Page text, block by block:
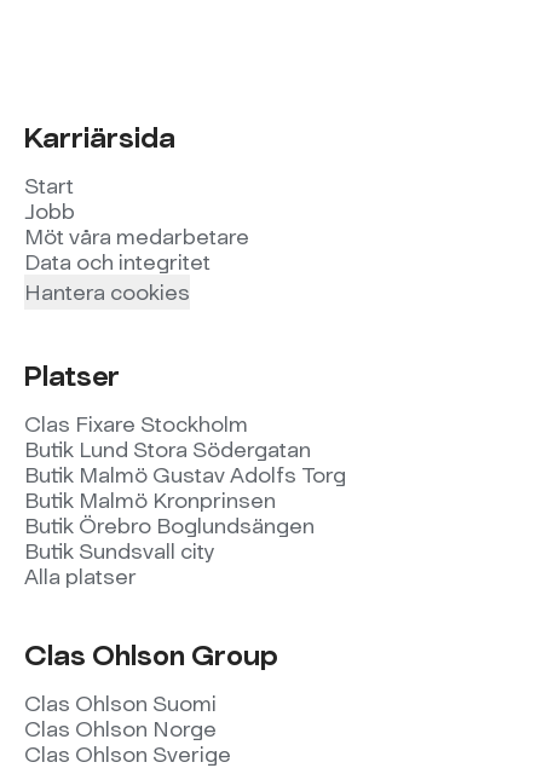
Karriärsida
Start
Jobb
Möt våra medarbetare
Data och integritet
Hantera cookies
Platser
Clas Fixare Stockholm
Butik Lund Stora Södergatan
Butik Malmö Gustav Adolfs Torg
Butik Malmö Kronprinsen
Butik Örebro Boglundsängen
Butik Sundsvall city
Alla platser
Clas Ohlson Group
Clas Ohlson Suomi
Clas Ohlson Norge
Clas Ohlson Sverige